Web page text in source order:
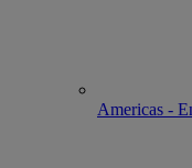
Americas -